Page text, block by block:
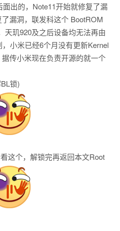
出的，Note11开始就修复了漏
漏洞，联发科这个 BootROM
天玑920及之后设备均无法再由
小米已经6个月没有更新Kernel
传小米现在负责开源的就一个
锁)
这个，解锁完再返回本文Root